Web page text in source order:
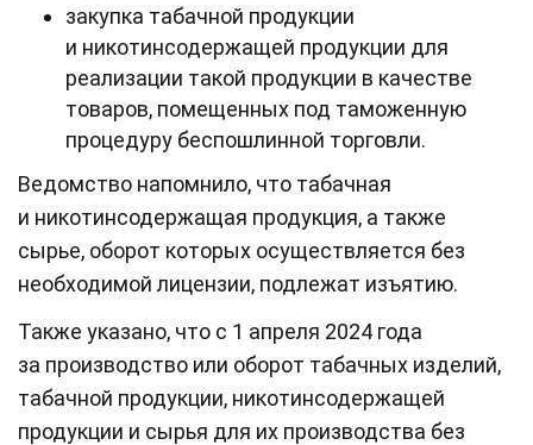
закупка табачной продукции
и никотинсодержащей продукции для
реализации такой продукции в качестве
товаров, помещенных под таможенную
процедуру беспошлинной торговли.
Ведомство напомнило, что табачная
и никотинсодержащая продукция, а также
сырье, оборот которых осуществляется без
необходимой лицензии, подлежат изъятию.
Также указано, что с 1 апреля 2024 года
за производство или оборот табачных изделий,
табачной продукции, никотинсодержащей
продукции и сырья для их производства без